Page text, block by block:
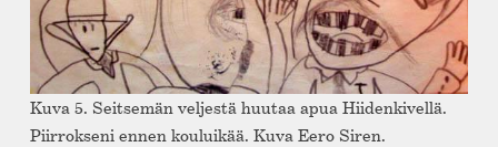
Kuva 5. Seitsemän veljestä huutaa apua Hiidenkivellä.
Piirrokseni ennen kouluikää. Kuva Eero Siren.